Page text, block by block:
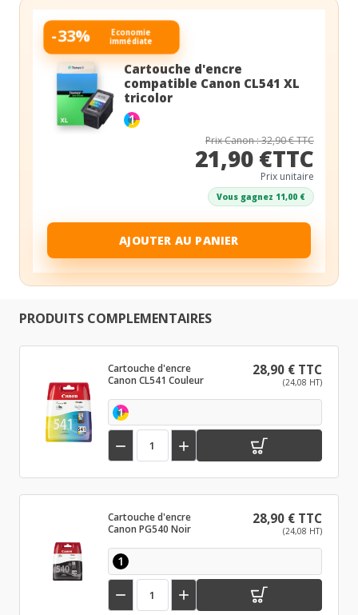
-33% Economie
immédiate
Cartouche d'encre
compatible Canon CL541 XL
tricolor
1
Prix Canon : 32,90 € TTC
21,90 €TTC
Prix unitaire
Vous gagnez 11,00 €
AJOUTER AU PANIER
PRODUITS COMPLEMENTAIRES
Cartouche d'encre
Canon CL541 Couleur
28,90 € TTC
(24,08 HT)
1
 
Cartouche d'encre
Canon PG540 Noir
28,90 € TTC
(24,08 HT)
1
 